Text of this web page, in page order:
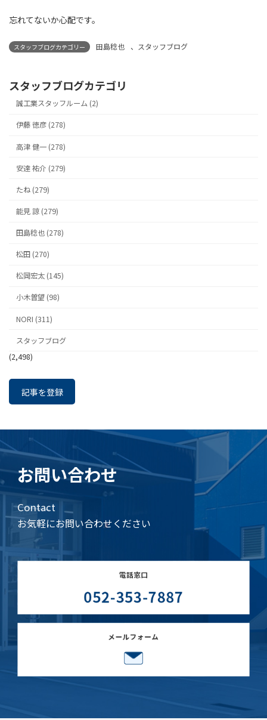
忘れてないか心配です。
スタッフブログカテゴリー 田島稔也 、 スタッフブログ
スタッフブログカテゴリ
誠工業スタッフルーム (2)
伊藤 徳彦 (278)
高津 健一 (278)
安達 祐介 (279)
たね (279)
能見 諒 (279)
田島稔也 (278)
松田 (270)
松岡宏太 (145)
小木曽望 (98)
NORI (311)
スタッフブログ
(2,498)
記事を登録
お問い合わせ
Contact
お気軽にお問い合わせください